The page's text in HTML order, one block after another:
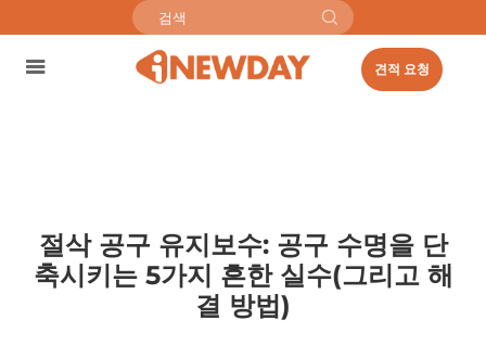
견적 요청
절삭 공구 유지보수: 공구 수명을 단
축시키는 5가지 흔한 실수(그리고 해
결 방법)